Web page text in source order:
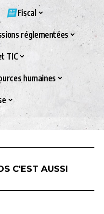
Fiscal
réglementées
TIC
humaines
C'EST AUSSI